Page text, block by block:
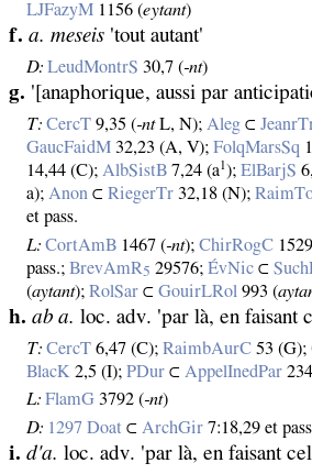
LJFazyM 1156 (eytant)
f. a. meseis 'tout autant'
D: LeudMontrS 30,7 (‑nt)
g. '[anaphorique, aussi par
T: CercT 9,35 (‑ntL, N); Aleg ⊂
GaucFaidM 32,23 (A, V);FolqMarsSq
14,44 (C); AlbSistB 7,24 (a1);ElBarjS
a); Anon ⊂RiegerTr 32,18 (N);
et pass.
L: CortAmB 1467 (‑nt);ChirRogC
pass.;BrevAmR5 29576;ÉvNic ⊂
(aytant);RolSar ⊂GouirLRol 993 (
h. ab a. loc. adv. 'par là, en faisant
T: CercT 6,47 (C);RaimbAurC 53 (G);
BlacK 2,5 (I);PDur ⊂ AppelInedPar
L: FlamG 3792 (‑nt)
D: 1297 Doat ⊂ArchGir 7:18,29 et
i. d'a. loc. adv. 'par là, en faisant